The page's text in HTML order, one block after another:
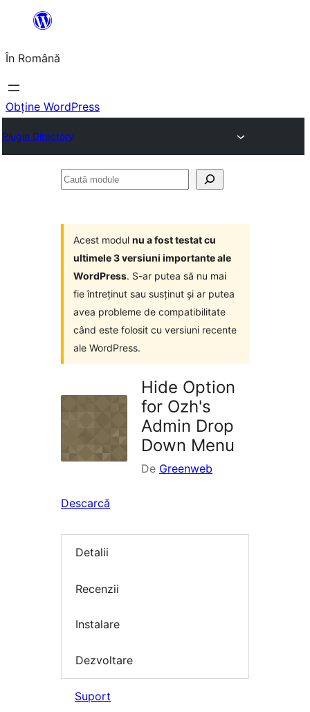
conținut
În Română
Obține WordPress
Plugin Directory
Caută
Acest modul nu a fost testat cu
ultimele 3 versiuni importante ale
WordPress. S-ar putea să nu mai
fie întreținut sau susținut și ar putea
avea probleme de compatibilitate
când este folosit cu versiuni recente
ale WordPress.
Hide Option
for Ozh's
Admin Drop
Down Menu
De Greenweb
Descarcă
Detalii
Recenzii
Instalare
Dezvoltare
Suport